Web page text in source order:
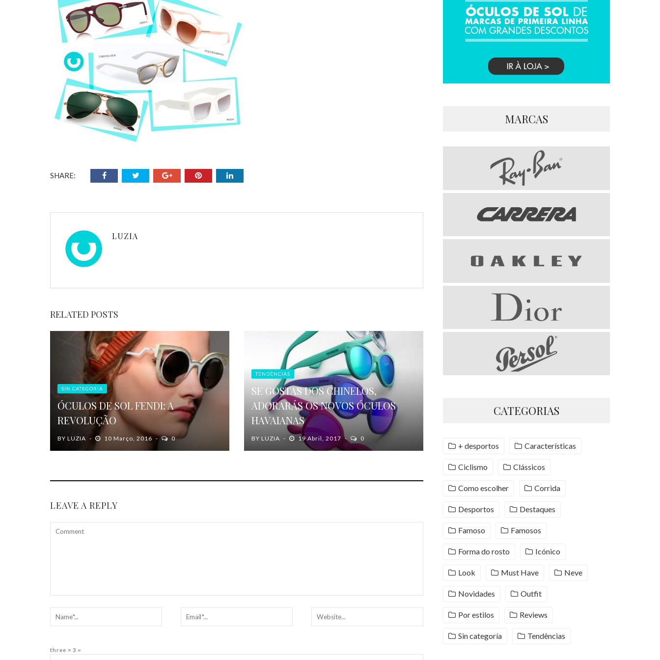
SHARE:
LUZIA
RELATED POSTS
SIN CATEGORÍA
ÓCULOS DE SOL FENDI: A
REVOLUÇÃO
BY LUZIA 10 Março, 2016 0
TENDÊNCIAS
SE GOSTAS DOS CHINELOS,
ADORARÁS OS NOVOS ÓCULOS
HAVAIANAS
BY LUZIA 19 Abril, 2017 0
LEAVE A REPLY
three × 3 =
MARCAS
CATEGORIAS
+ desportos Características
Ciclismo Clássicos
Como escolher Corrida
Desportos Destaques
Famoso Famosos
Forma do rosto Icónico
Look Must Have Neve
Novidades Outfit
Por estilos Reviews
Sin categoría Tendências